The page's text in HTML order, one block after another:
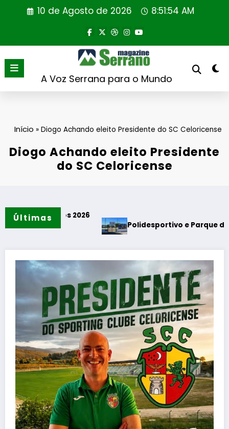
10 de Agosto de 2026 8:51:55 AM
A Voz Serrana para o Mundo
Início » Diogo Achando eleito Presidente do SC Celoricense
Diogo Achando eleito Presidente
do SC Celoricense
Últimas
2026
Polidesportivo e Parque de Merendas das